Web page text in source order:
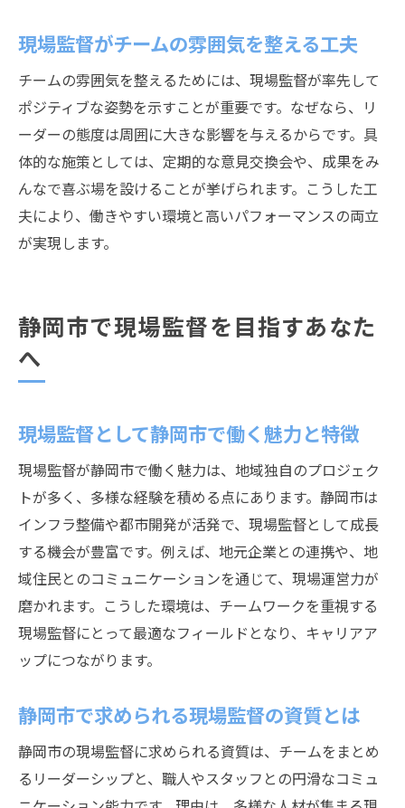
現場監督が実践するワークライフバランス
現場監督が心地よい現場を作るための工夫
現場監督が安全管理で意識するポイント
現場監督が静岡市で働きやすさを追求
現場監督がチームの雰囲気を整える工夫
チームの雰囲気を整えるためには、現場監督が率先して
ポジティブな姿勢を示すことが重要です。なぜなら、リ
ーダーの態度は周囲に大きな影響を与えるからです。具
体的な施策としては、定期的な意見交換会や、成果をみ
んなで喜ぶ場を設けることが挙げられます。こうした工
夫により、働きやすい環境と高いパフォーマンスの両立
が実現します。
静岡市で現場監督を目指すあなた
へ
現場監督として静岡市で働く魅力と特徴
現場監督が静岡市で働く魅力は、地域独自のプロジェク
トが多く、多様な経験を積める点にあります。静岡市は
インフラ整備や都市開発が活発で、現場監督として成長
する機会が豊富です。例えば、地元企業との連携や、地
域住民とのコミュニケーションを通じて、現場運営力が
磨かれます。こうした環境は、チームワークを重視する
現場監督にとって最適なフィールドとなり、キャリアア
ップにつながります。
静岡市で求められる現場監督の資質とは
静岡市の現場監督に求められる資質は、チームをまとめ
るリーダーシップと、職人やスタッフとの円滑なコミュ